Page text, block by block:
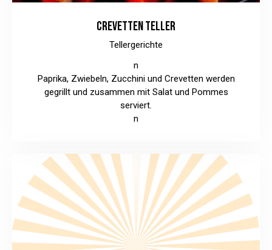
CREVETTEN TELLER
Tellergerichte
n
Paprika, Zwiebeln, Zucchini und Crevetten werden
gegrillt und zusammen mit Salat und Pommes
serviert.
n